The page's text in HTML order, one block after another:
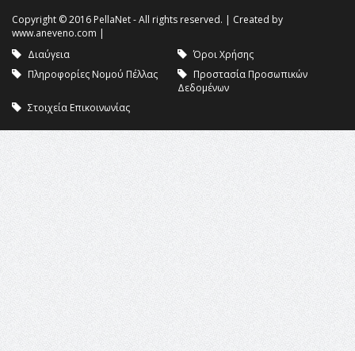
Copyright © 2016 PellaNet - All rights reserved. | Created by
www.aneveno.com |
Διαύγεια
Όροι Χρήσης
Πληροφορίες Νομού Πέλλας
Προστασία Προσωπικών
Δεδομένων
Στοιχεία Επικοινωνίας